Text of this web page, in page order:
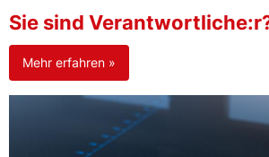
Sie sind
Mehr erfahren »